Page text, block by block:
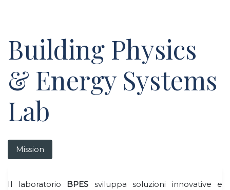
Building Physics
& Energy Systems
Lab
Mission
Il laboratorio BPES sviluppa soluzioni innovative e